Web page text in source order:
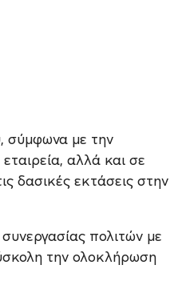
σύμφωνα με την
αλλά και σε
δασικές εκτάσεις στην
πολιτών με
την ολοκλήρωση